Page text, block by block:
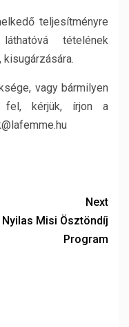
teljesítményre
tételének
vagy bármilyen
fel, kérjük, írjon a
Next
Nyilas Misi Ösztöndíj
Program